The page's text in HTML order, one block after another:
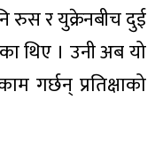
रुस र युक्रेनबीच दुई
थिए । उनी अब यो
गर्छन् प्रतिक्षाको